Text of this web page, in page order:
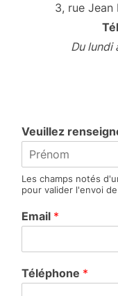
3, rue Jean
Du lundi
Veuillez
r
é
o
m
Les champs notés
pour valider l'envoi
Email *
Téléphone *